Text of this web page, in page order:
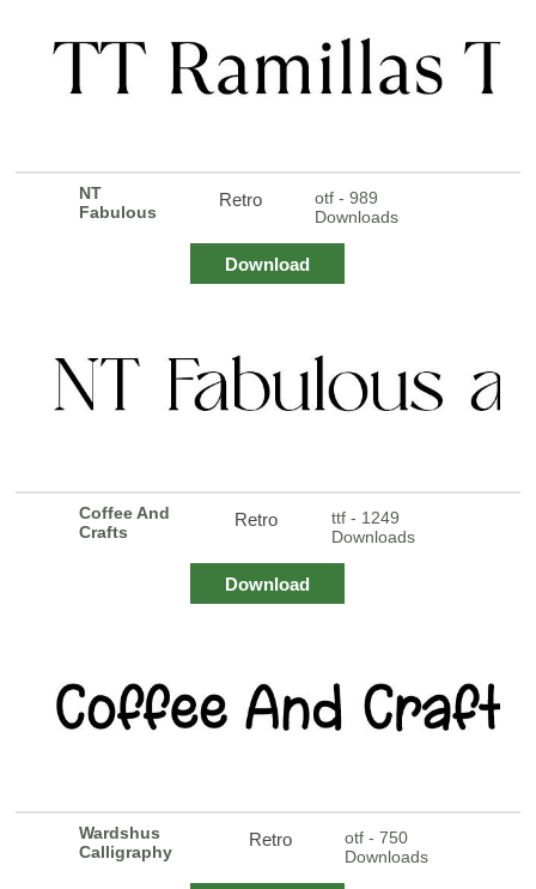
NT
Fabulous
Retro
otf - 989
Downloads
Download
Coffee And
Crafts
Retro
ttf - 1249
Downloads
Download
Wardshus
Calligraphy
Retro
otf - 750
Downloads